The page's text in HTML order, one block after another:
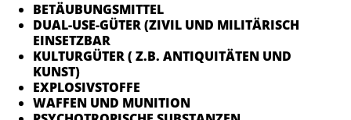
BETÄUBUNGSMITTEL
DUAL-USE-GÜTER (ZIVIL UND MILITÄRISCH
EINSETZBAR
KULTURGÜTER ( Z.B. ANTIQUITÄTEN UND
KUNST)
EXPLOSIVSTOFFE
WAFFEN UND MUNITION